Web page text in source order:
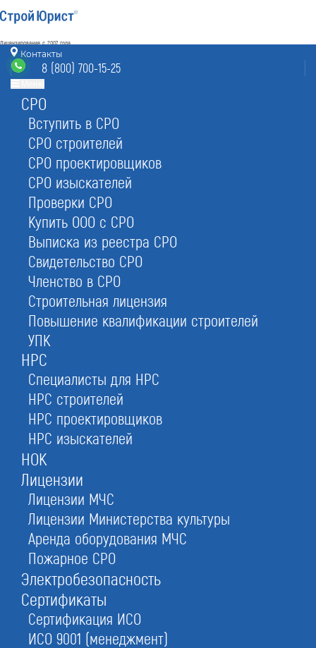
Лицензирование с 2007 года
4.93
Наш рейтинг
80отзывов
режим работы
без выходных 7:00-20:00
8 (800) 700-15-25
Электросталь, ул. Ялагина 17, офис 221
Контакты
8 (800) 700-15-25
СРО
Вступить в СРО
СРО строителей
СРО проектировщиков
СРО изыскателей
Проверки СРО
Купить ООО с СРО
Выписка из реестра СРО
Свидетельство СРО
Членство в СРО
Строительная лицензия
Повышение квалификации строителей
УПК
НРС
Специалисты для НРС
НРС строителей
НРС проектировщиков
НРС изыскателей
НОК
Лицензии
Лицензии МЧС
Лицензии Министерства культуры
Аренда оборудования МЧС
Пожарное СРО
Электробезопасность
Сертификаты
Сертификация ИСО
ИСО 9001 (менеджмент)
Услуги Сертификаты
Сертификат добросовестного
исполнителя в Электростали
Оставьте заявку прямо сейчас
Получить консультацию
персональных данных.